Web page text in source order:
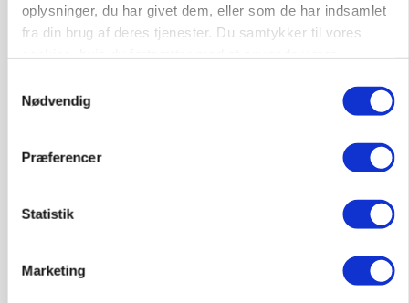
oplysninger, du har givet dem, eller som de har indsamlet
fra din brug af deres tjenester. Du samtykker til vores
Nødvendig
Præferencer
Statistik
Marketing
Svineproducenter kalder Danish Crowns